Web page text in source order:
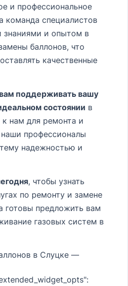
и профессиональное
команда специалистов
знаниями и опытом в
баллонов, что
качественные
поддерживать вашу
состоянии в
нам для ремонта и
профессионалы
надежностью и
, чтобы узнать
по ремонту и замене
готовы предложить вам
газовых систем в
в Слуцке —